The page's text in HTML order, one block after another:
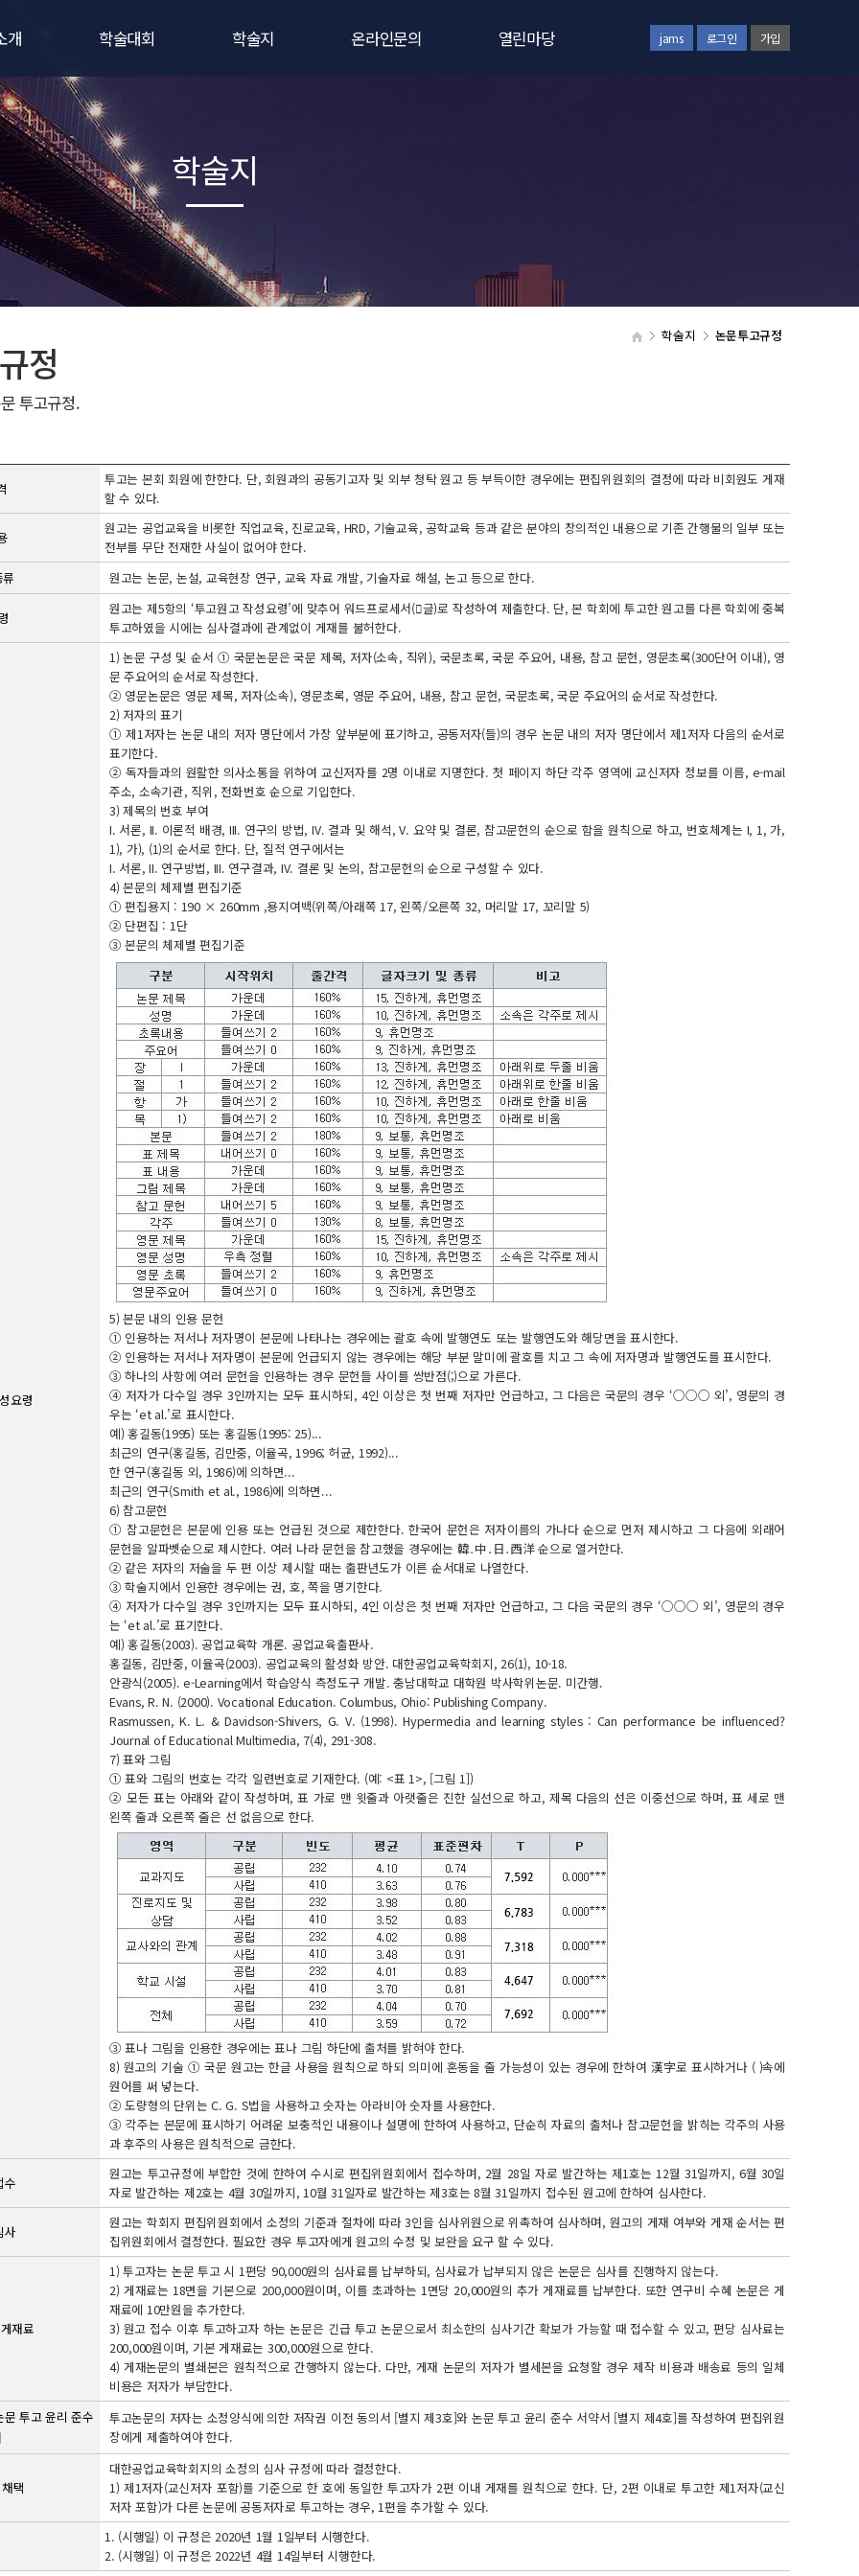
개
보
칙
길
고
학술대회
학술대회 사전등록
학술대회 발표신청
학술대회 후원 · 광고신청
학술대회 공지사항
학술대회/세미나 포스터
학술대회/세미나 자료집
학술지
논문투고규정
학술지검색
온라인문의 열린마당 jams 로그인 가입
학술지 논문투고규정
학술지
정
투고규정.
투고는 본회 회원에 한한다. 단, 회원과의 공동기고자 및 외부 청탁 원고 등 부득이한 경우에는 편집위원회의 결정에 따라 비회원도 게재
할 수 있다.
원고는 공업교육을 비롯한 직업교육, 진로교육, HRD, 기술교육, 공학교육 등과 같은 분야의 창의적인 내용으로 기존 간행물의 일부 또는
전부를 무단 전재한 사실이 없어야 한다.
원고는 논문, 논설, 교육현장 연구, 교육 자료 개발, 기술자료 해설, 논고 등으로 한다.
원고는 제5항의 ‘투고원고 작성요령’에 맞추어 워드프로세서(글)로 작성하여 제출한다. 단, 본 학회에 투고한 원고를 다른 학회에 중복
투고하였을 시에는 심사결과에 관계없이 게재를 불허한다.
요령
1) 논문 구성 및 순서 ① 국문논문은 국문 제목, 저자(소속, 직위), 국문초록, 국문 주요어, 내용, 참고 문헌, 영문초록(300단어 이내), 영
문 주요어의 순서로 작성한다.
② 영문논문은 영문 제목, 저자(소속), 영문초록, 영문 주요어, 내용, 참고 문헌, 국문초록, 국문 주요어의 순서로 작성한다.
2) 저자의 표기
① 제1저자는 논문 내의 저자 명단에서 가장 앞부분에 표기하고, 공동저자(들)의 경우 논문 내의 저자 명단에서 제1저자 다음의 순서로
표기한다.
② 독자들과의 원활한 의사소통을 위하여 교신저자를 2명 이내로 지명한다. 첫 페이지 하단 각주 영역에 교신저자 정보를 이름, e-mail
주소, 소속기관, 직위, 전화번호 순으로 기입한다.
3) 제목의 번호 부여
I. 서론, II. 이론적 배경, III. 연구의 방법, IV. 결과 및 해석, V. 요약 및 결론, 참고문헌의 순으로 함을 원칙으로 하고, 번호체계는 I, 1, 가,
1), 가), (1)의 순서로 한다. 단, 질적 연구에서는
I. 서론, II. 연구방법, III. 연구결과, IV. 결론 및 논의, 참고문헌의 순으로 구성할 수 있다.
4) 본문의 체제별 편집기준
① 편집용지 : 190 × 260mm ,용지여백(위쪽/아래쪽 17, 왼쪽/오른쪽 32, 머리말 17, 꼬리말 5)
② 단편집 : 1단
③ 본문의 체제별 편집기준
5) 본문 내의 인용 문헌
① 인용하는 저서나 저자명이 본문에 나타나는 경우에는 괄호 속에 발행연도 또는 발행연도와 해당면을 표시한다.
② 인용하는 저서나 저자명이 본문에 언급되지 않는 경우에는 해당 부분 말미에 괄호를 치고 그 속에 저자명과 발행연도를 표시한다.
③ 하나의 사항에 여러 문헌을 인용하는 경우 문헌들 사이를 쌍반점(;)으로 가른다.
④ 저자가 다수일 경우 3인까지는 모두 표시하되, 4인 이상은 첫 번째 저자만 언급하고, 그 다음은 국문의 경우 ‘○○○ 외’, 영문의 경
우는 ‘et al.’로 표시한다.
예) 홍길동(1995) 또는 홍길동(1995: 25)...
최근의 연구(홍길동, 김만중, 이율곡, 1996; 허균, 1992)...
한 연구(홍길동 외, 1986)에 의하면...
최근의 연구(Smith et al., 1986)에 의하면...
6) 참고문헌
① 참고문헌은 본문에 인용 또는 언급된 것으로 제한한다. 한국어 문헌은 저자이름의 가나다 순으로 먼저 제시하고 그 다음에 외래어
문헌을 알파벳순으로 제시한다. 여러 나라 문헌을 참고했을 경우에는 韓․中․日․西洋 순으로 열거한다.
② 같은 저자의 저술을 두 편 이상 제시할 때는 출판년도가 이른 순서대로 나열한다.
③ 학술지에서 인용한 경우에는 권, 호, 쪽을 명기한다.
④ 저자가 다수일 경우 3인까지는 모두 표시하되, 4인 이상은 첫 번째 저자만 언급하고, 그 다음 국문의 경우 ‘○○○ 외’, 영문의 경우
는 ‘et al.’로 표기한다.
예) 홍길동(2003). 공업교육학 개론. 공업교육출판사.
홍길동, 김만중, 이율곡(2003). 공업교육의 활성화 방안. 대한공업교육학회지, 26(1), 10-18.
안광식(2005). e-Learning에서 학습양식 측정도구 개발. 충남대학교 대학원 박사학위논문. 미간행.
Evans, R. N. (2000). Vocational Education. Columbus, Ohio: Publishing Company.
Rasmussen, K. L. & Davidson-Shivers, G. V. (1998). Hypermedia and learning styles : Can performance be influenced?
Journal of Educational Multimedia, 7(4), 291-308.
7) 표와 그림
① 표와 그림의 번호는 각각 일련번호로 기재한다. (예: <표 1>, [그림 1])
② 모든 표는 아래와 같이 작성하며, 표 가로 맨 윗줄과 아랫줄은 진한 실선으로 하고, 제목 다음의 선은 이중선으로 하며, 표 세로 맨
왼쪽 줄과 오른쪽 줄은 선 없음으로 한다.
③ 표나 그림을 인용한 경우에는 표나 그림 하단에 출처를 밝혀야 한다.
8) 원고의 기술 ① 국문 원고는 한글 사용을 원칙으로 하되 의미에 혼동을 줄 가능성이 있는 경우에 한하여 漢字로 표시하거나 ( )속에
원어를 써 넣는다.
② 도량형의 단위는 C. G. S법을 사용하고 숫자는 아라비아 숫자를 사용한다.
③ 각주는 본문에 표시하기 어려운 보충적인 내용이나 설명에 한하여 사용하고, 단순히 자료의 출처나 참고문헌을 밝히는 각주의 사용
과 후주의 사용은 원칙적으로 금한다.
수
원고는 투고규정에 부합한 것에 한하여 수시로 편집위원회에서 접수하며, 2월 28일 자로 발간하는 제1호는 12월 31일까지, 6월 30일
자로 발간하는 제2호는 4월 30일까지, 10월 31일자로 발간하는 제3호는 8월 31일까지 접수된 원고에 한하여 심사한다.
사
원고는 학회지 편집위원회에서 소정의 기준과 절차에 따라 3인을 심사위원으로 위촉하여 심사하며, 원고의 게재 여부와 게재 순서는 편
집위원회에서 결정한다. 필요한 경우 투고자에게 원고의 수정 및 보완을 요구 할 수 있다.
재료
1) 투고자는 논문 투고 시 1편당 90,000원의 심사료를 납부하되, 심사료가 납부되지 않은 논문은 심사를 진행하지 않는다.
2) 게재료는 18면을 기본으로 200,000원이며, 이를 초과하는 1면당 20,000원의 추가 게재료를 납부한다. 또한 연구비 수혜 논문은 게
재료에 10만원을 추가한다.
3) 원고 접수 이후 투고하고자 하는 논문은 긴급 투고 논문으로서 최소한의 심사기간 확보가 가능할 때 접수할 수 있고, 편당 심사료는
200,000원이며, 기본 게재료는 300,000원으로 한다.
4) 게재논문의 별쇄본은 원칙적으로 간행하지 않는다. 다만, 게재 논문의 저자가 별세본을 요청할 경우 제작 비용과 배송료 등의 일체
비용은 저자가 부담한다.
투고 윤리 준수
투고논문의 저자는 소정양식에 의한 저작권 이전 동의서 [별지 제3호]와 논문 투고 윤리 준수 서약서 [별지 제4호]를 작성하여 편집위원
장에게 제출하여야 한다.
택
대한공업교육학회지의 소정의 심사 규정에 따라 결정한다.
1) 제1저자(교신저자 포함)를 기준으로 한 호에 동일한 투고자가 2편 이내 게재를 원칙으로 한다. 단, 2편 이내로 투고한 제1저자(교신
저자 포함)가 다른 논문에 공동저자로 투고하는 경우, 1편을 추가할 수 있다.
1. (시행일) 이 규정은 2020년 1월 1일부터 시행한다.
2. (시행일) 이 규정은 2022년 4월 14일부터 시행한다.